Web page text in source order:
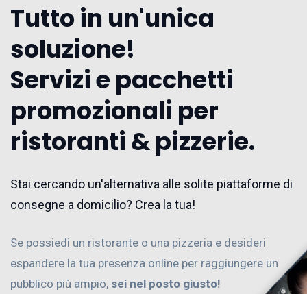
Tutto in un'unica
soluzione!
Servizi e pacchetti
promozionali per
ristoranti & pizzerie.
Stai cercando un'alternativa alle solite piattaforme di
consegne a domicilio? Crea la tua!
Se possiedi un ristorante o una pizzeria e desideri
espandere la tua presenza online per raggiungere un
pubblico più ampio, sei nel posto giusto!